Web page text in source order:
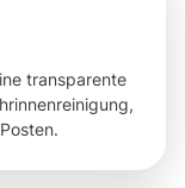
transparente